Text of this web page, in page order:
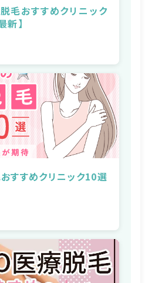
毛おすすめクリニック
新】
すすめクリニック10選